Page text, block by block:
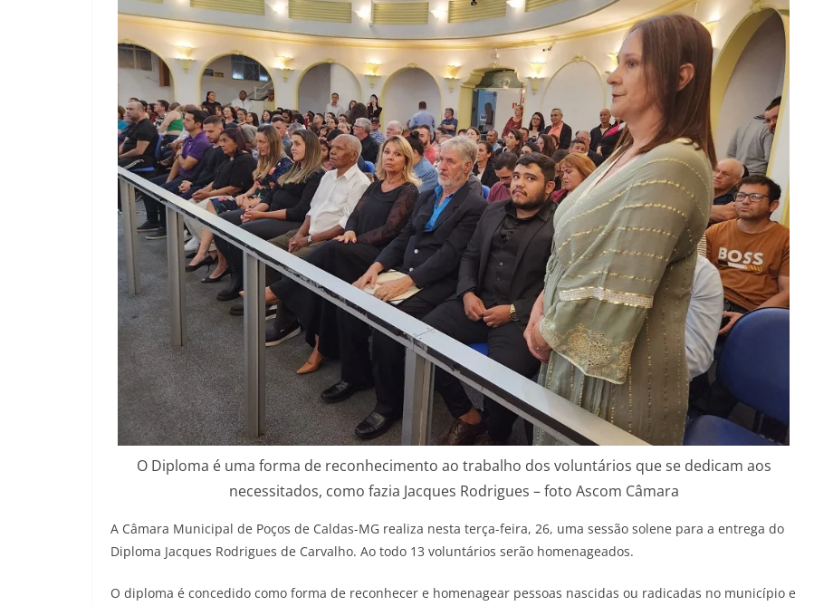
O Diploma é uma forma de reconhecimento ao trabalho dos voluntários que se dedicam aos
necessitados, como fazia Jacques Rodrigues – foto Ascom Câmara
A Câmara Municipal de Poços de Caldas-MG realiza nesta terça-feira, 26, uma sessão solene para a entrega do
Diploma Jacques Rodrigues de Carvalho. Ao todo 13 voluntários serão homenageados.
O diploma é concedido como forma de reconhecer e homenagear pessoas nascidas ou radicadas no município e